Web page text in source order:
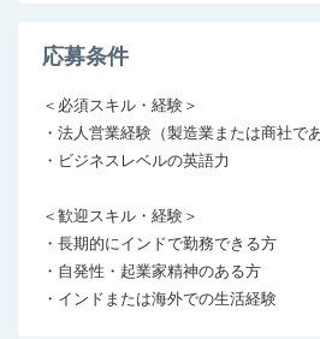
応募条件
＜必須スキル・経験＞
・法人営業経験（製造業または商社で
・ビジネスレベルの英語力
＜歓迎スキル・経験＞
・長期的にインドで勤務できる方
・自発性・起業家精神のある方
・インドまたは海外での生活経験